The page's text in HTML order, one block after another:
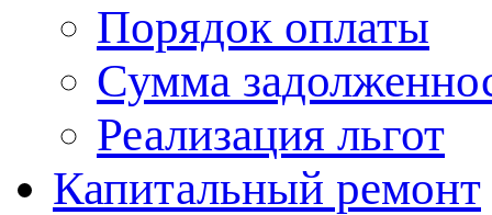
Порядок оплаты
Сумма
Реализация льгот
Капитальный ремонт